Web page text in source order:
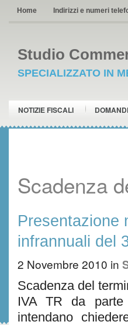
Home Indirizzi e numeri
Studio
SPECIALIZZATO IN
NOTIZIE FISCALI
Scadenza
Presentazione
infrannuali del
2 Novembre 2010 in
Scadenza del
IVA TR da parte
intendano